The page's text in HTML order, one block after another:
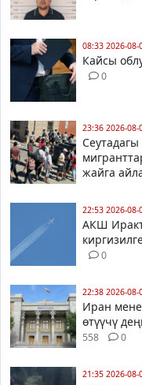
08:33 2026-08-
Кайсы
0
23:36 2026-08-
жайга
22:53 2026-08-
АКШ
0
22:38 2026-08-
Иран
өтүүчү
558 0
21:35 2026-08-